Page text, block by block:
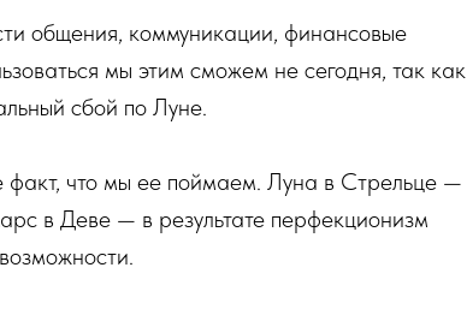
общения, коммуникации, финансовые
мы этим сможем не сегодня, так как
сбой по Луне.
что мы ее поймаем. Луна в Стрельце —
в Деве — в результате перфекционизм